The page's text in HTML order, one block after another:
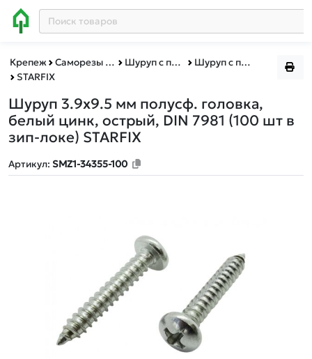
Крепеж Саморезы и шурупы Шуруп c полусферической головкой DIN 7981
Шуруп c полусферической головкой DIN 7981 зип-лок
STARFIX
Шуруп 3.9х9.5 мм полусф. головка,
белый цинк, острый, DIN 7981 (100 шт в
зип-локе) STARFIX
Артикул: SMZ1-34355-100